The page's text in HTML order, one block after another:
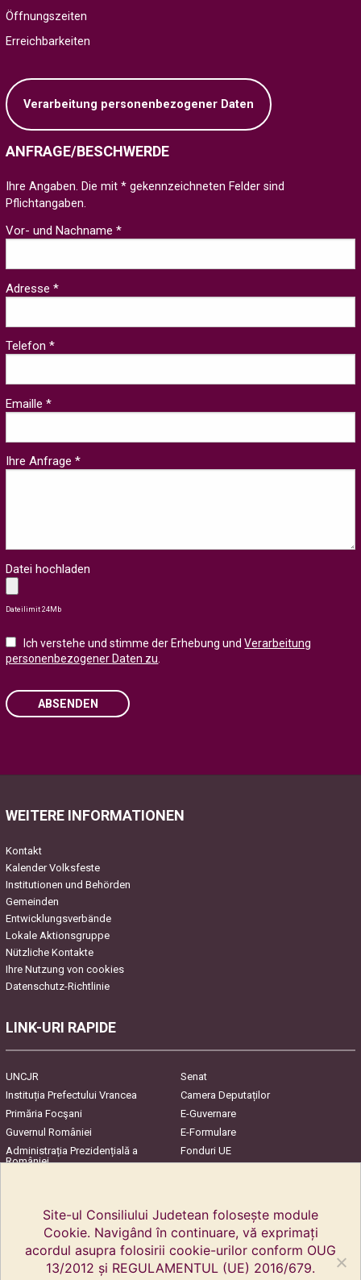
Öffnungszeiten
Erreichbarkeiten
Verarbeitung personenbezogener Daten
ANFRAGE/BESCHWERDE
Ihre Angaben. Die mit * gekennzeichneten Felder sind
Pflichtangaben.
Vor- und Nachname *
Adresse *
Telefon *
Emaille *
Ihre Anfrage *
Datei hochladen
Dateilimit 24Mb
Ich verstehe und stimme der Erhebung undVerarbeitung
personenbezogener Daten zu
ABSENDEN
empty.
WEITERE INFORMATIONEN
Kontakt
Kalender Volksfeste
Institutionen und Behörden
Gemeinden
Entwicklungsverbände
Lokale Aktionsgruppe
Nützliche Kontakte
Ihre Nutzung von cookies
Datenschutz-Richtlinie
LINK-URI RAPIDE
UNCJR
Senat
Instituția Prefectului Vrancea
Camera Deputaților
Primăria Focşani
E-Guvernare
Guvernul României
E-Formulare
Administrația Prezidențială a
României
Fonduri UE
Site-ul Consiliului Judetean folosește module
Cookie. Navigând în continuare, vă exprimați
acordul asupra folosirii cookie-urilor conform OUG
13/2012 și REGULAMENTUL (UE) 2016/679.